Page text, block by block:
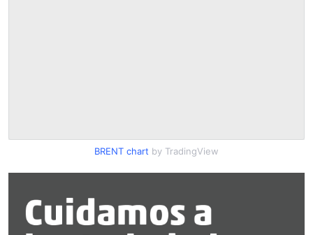
BRENT chart by TradingView